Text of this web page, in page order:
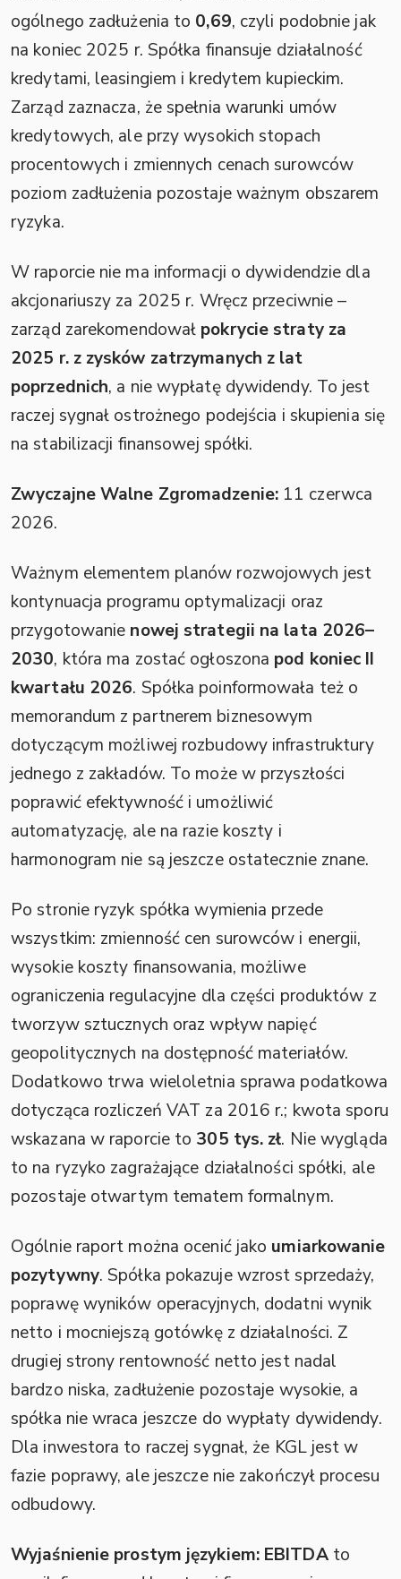
ogólnego zadłużenia to 0,69, czyli podobnie jak
na koniec 2025 r. Spółka finansuje działalność
kredytami, leasingiem i kredytem kupieckim.
Zarząd zaznacza, że spełnia warunki umów
kredytowych, ale przy wysokich stopach
procentowych i zmiennych cenach surowców
poziom zadłużenia pozostaje ważnym obszarem
ryzyka.
W raporcie nie ma informacji o dywidendzie dla
akcjonariuszy za 2025 r. Wręcz przeciwnie –
zarząd zarekomendował pokrycie straty za
2025 r. z zysków zatrzymanych z lat
poprzednich, a nie wypłatę dywidendy. To jest
raczej sygnał ostrożnego podejścia i skupienia się
na stabilizacji finansowej spółki.
Zwyczajne Walne Zgromadzenie:11 czerwca
2026.
Ważnym elementem planów rozwojowych jest
kontynuacja programu optymalizacji oraz
przygotowanie nowej strategii na lata 2026–
2030, która ma zostać ogłoszona pod koniec II
kwartału 2026. Spółka poinformowała też o
memorandum z partnerem biznesowym
dotyczącym możliwej rozbudowy infrastruktury
jednego z zakładów. To może w przyszłości
poprawić efektywność i umożliwić
automatyzację, ale na razie koszty i
harmonogram nie są jeszcze ostatecznie znane.
Po stronie ryzyk spółka wymienia przede
wszystkim: zmienność cen surowców i energii,
wysokie koszty finansowania, możliwe
ograniczenia regulacyjne dla części produktów z
tworzyw sztucznych oraz wpływ napięć
geopolitycznych na dostępność materiałów.
Dodatkowo trwa wieloletnia sprawa podatkowa
dotycząca rozliczeń VAT za 2016 r.; kwota sporu
wskazana w raporcie to 305 tys. zł. Nie wygląda
to na ryzyko zagrażające działalności spółki, ale
pozostaje otwartym tematem formalnym.
Ogólnie raport można ocenić jako umiarkowanie
pozytywny. Spółka pokazuje wzrost sprzedaży,
poprawę wyników operacyjnych, dodatni wynik
netto i mocniejszą gotówkę z działalności. Z
drugiej strony rentowność netto jest nadal
bardzo niska, zadłużenie pozostaje wysokie, a
spółka nie wraca jeszcze do wypłaty dywidendy.
Dla inwestora to raczej sygnał, że KGL jest w
fazie poprawy, ale jeszcze nie zakończył procesu
odbudowy.
Wyjaśnienie prostym językiem: EBITDAto